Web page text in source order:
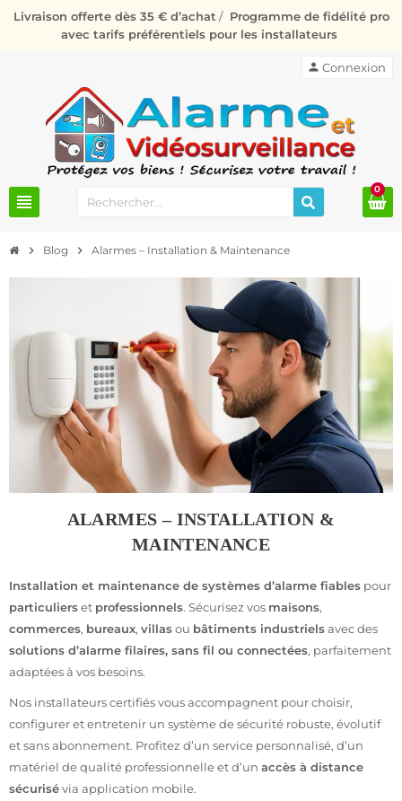
Livraison offerte dès 35 € d’achat / Programme de fidélité pro
avec tarifs préférentiels pour les installateurs
view_headline
person Connexion
0
chevron_right Blog chevron_right Alarmes – Installation & Maintenance
ALARMES – INSTALLATION &
MAINTENANCE
Installation et maintenance de systèmes d’alarme fiables pour
particulierset professionnels. Sécurisez vos maisons,
commerces, bureaux, villasou bâtiments industrielsavec des
solutions d’alarme filaires, sans fil ou connectées, parfaitement
adaptées à vos besoins.
Nos installateurs certifiés vous accompagnent pour choisir,
configurer et entretenir un système de sécurité robuste, évolutif
et sans abonnement. Profitez d’un service personnalisé, d’un
matériel de qualité professionnelle et d’un accès à distance
sécurisévia application mobile.